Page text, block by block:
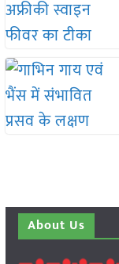
About Us